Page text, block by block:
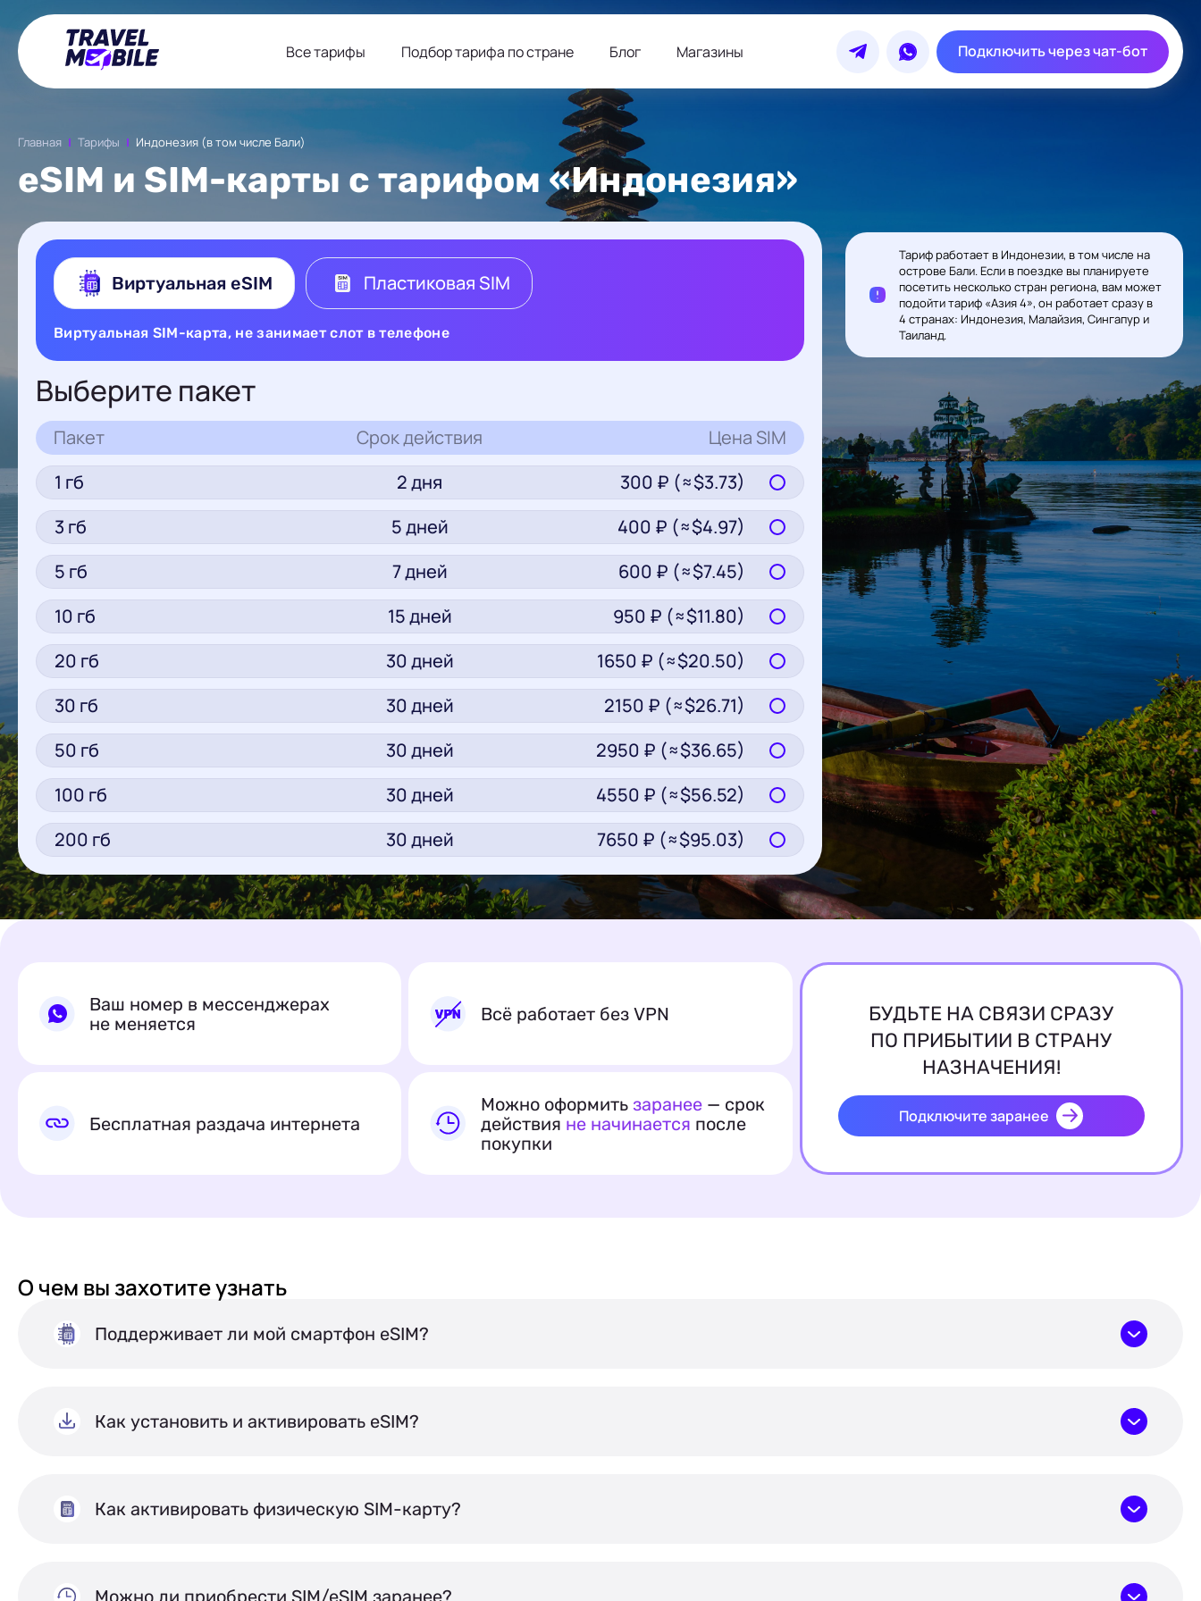
Все тарифы Подбор тарифа по стране Блог Магазины Подключить через чат-бот
Главная Тарифы Индонезия (в том числе Бали)
eSIM и SIM-карты с тарифом «Индонезия»
Виртуальная eSIM Пластиковая SIM
Виртуальная SIM-карта, не занимает слот в телефоне
Выберите пакет
Пакет Срок действия Цена SIM
1 гб 2дня 300 ₽ (≈$3.73)
3 гб 5дней 400 ₽ (≈$4.97)
5 гб 7дней 600 ₽ (≈$7.45)
10 гб 15дней 950 ₽ (≈$11.80)
20 гб 30дней 1650 ₽ (≈$20.50)
30 гб 30дней 2150 ₽ (≈$26.71)
50 гб 30дней 2950 ₽ (≈$36.65)
100 гб 30дней 4550 ₽ (≈$56.52)
200 гб 30дней 7650 ₽ (≈$95.03)
Тариф работает в Индонезии, в том числе на
острове Бали. Если в поездке вы планируете
посетить несколько стран региона, вам может
подойти тариф «Азия 4», он работает сразу в
4 странах: Индонезия, Малайзия, Сингапур и
Таиланд.
Ваш номер в мессенджерах
не меняется
Всё работает без VPN
Бесплатная раздача интернета
Можно оформить заранее — срок
действия не начинается после
покупки
БУДЬТЕ НА СВЯЗИ СРАЗУ
ПО ПРИБЫТИИ В СТРАНУ
НАЗНАЧЕНИЯ!
Подключите заранее
О чем вызахотите узнать
Поддерживает ли мой смартфон eSIM?
Как установить и активировать eSIM?
Как активировать физическую SIM-карту?
Можно ли приобрести SIM/eSIM заранее?